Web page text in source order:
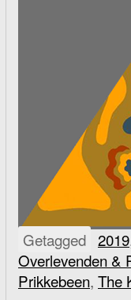
Getagged 2019
Overlevenden &
Prikkebeen, The